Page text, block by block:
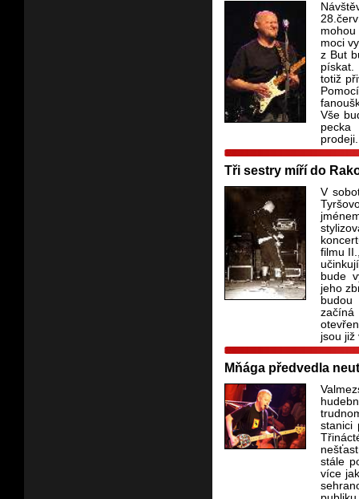
moci
z But
pískat.
totiž
Vše
prodeji.
Tři sestry míří do
V
filmu
bude
jeho
jsou již
Mňága předvedla
stanici
stále
více